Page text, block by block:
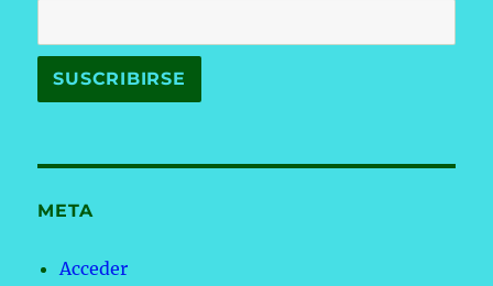
META
Acceder